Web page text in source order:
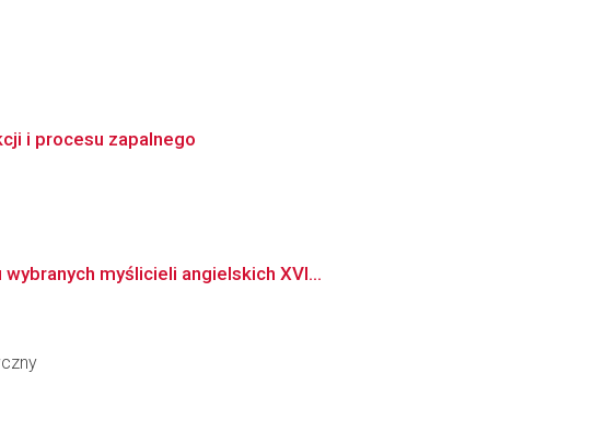
i procesu zapalnego
myślicieli angielskich XVI...